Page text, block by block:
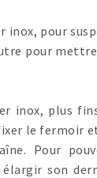
inox, pour
pour
inox, plus
le fermoir
Pour
son